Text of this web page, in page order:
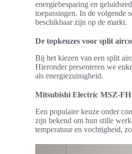
energiebesparing en
toepassingen. In de volgende
beschikbaar zijn op de markt.
De topkeuzes voor split
Bij het kiezen van een split
Hieronder presenteren we
als energiezuinigheid.
Mitsubishi Electric MSZ-FH
Een populaire keuze onder
zijn bekend om hun stille
temperatuur en vochtigheid,